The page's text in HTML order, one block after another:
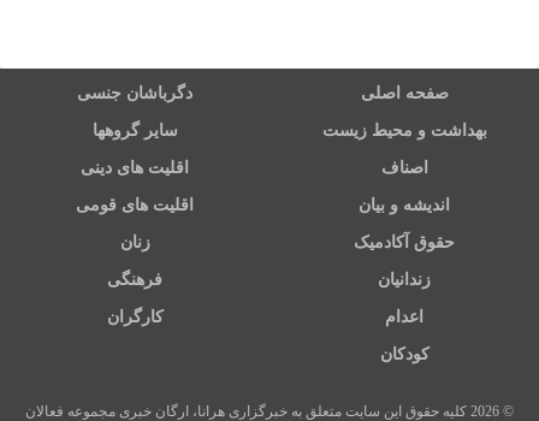
صفحه اصلی دگرباشان جنسی
بهداشت و محیط زیست سایر گروهها
اصناف اقلیت های دینی
اندیشه و بیان اقلیت های قومی
حقوق آکادمیک زنان
زندانیان فرهنگی
اعدام کارگران
کودکان
© 2026 کلیه حقوق این سایت متعلق به خبرگزاری هرانا، ارگان خبری مجموعه فعالان